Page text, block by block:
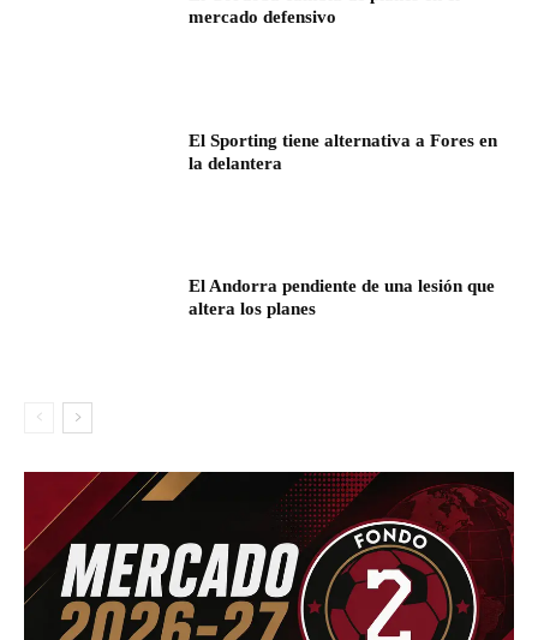
mercado defensivo
El Sporting tiene alternativa a Fores en
la delantera
El Andorra pendiente de una lesión que
altera los planes